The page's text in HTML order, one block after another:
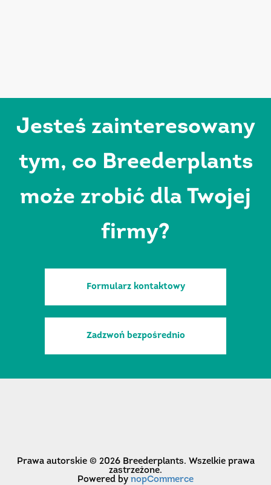
Jesteś zainteresowany
tym, co Breederplants
może zrobić dla Twojej
firmy?
Formularz kontaktowy
Zadzwoń bezpośrednio
Prawa autorskie © 2026 Breederplants. Wszelkie prawa
zastrzeżone.
Powered by nopCommerce